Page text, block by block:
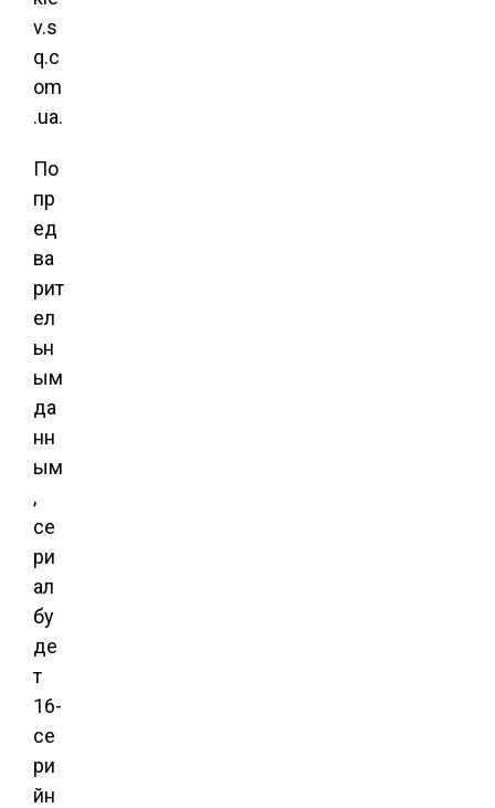
v.s
q.c
om
.ua.
По
пр
ед
ва
рит
ел
ьн
ым
да
нн
ым
,
се
ри
ал
бу
де
т
16-
се
ри
йн